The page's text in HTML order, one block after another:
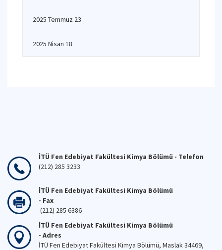
2025 Temmuz 23
2025 Nisan 18
İTÜ Fen Edebiyat Fakültesi Kimya Bölümü - Telefon
(212) 285 3233
İTÜ Fen Edebiyat Fakültesi Kimya Bölümü
- Fax
(212) 285 6386
İTÜ Fen Edebiyat Fakültesi Kimya Bölümü
- Adres
İTÜ Fen Edebiyat Fakültesi Kimya Bölümü, Maslak 34469,